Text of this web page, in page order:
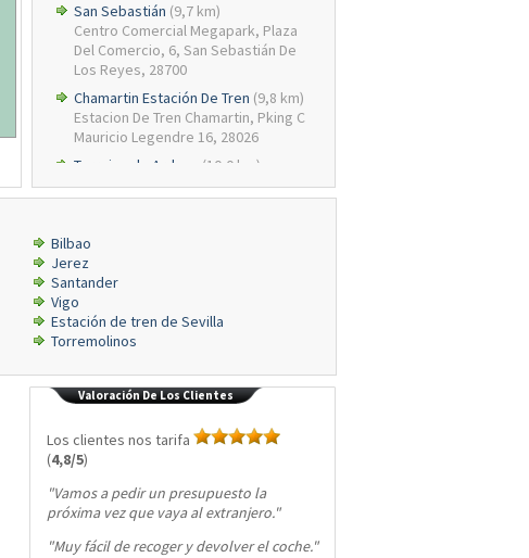
San Sebastián (9,7 km)
Centro Comercial Megapark, Plaza
Del Comercio, 6, San Sebastián De
Los Reyes, 28700
Chamartin Estación De Tren (9,8 km)
Estacion De Tren Chamartin, Pking C
Mauricio Legendre 16, 28026
Torrejon de Ardoza
(10,0 km)
Calle La Solana 40, Poligono Torrejon,
Torrej n De Ardoz, 28850, Ma
Bilbao
Jerez
Santander
Vigo
Estación de tren de Sevilla
Torremolinos
Valoración De Los Clientes
Los clientes nos tarifa
(4,8/5)
"Vamos a pedir un presupuesto la
próxima vez que vaya al extranjero."
"Muy fácil de recoger y devolver el coche."